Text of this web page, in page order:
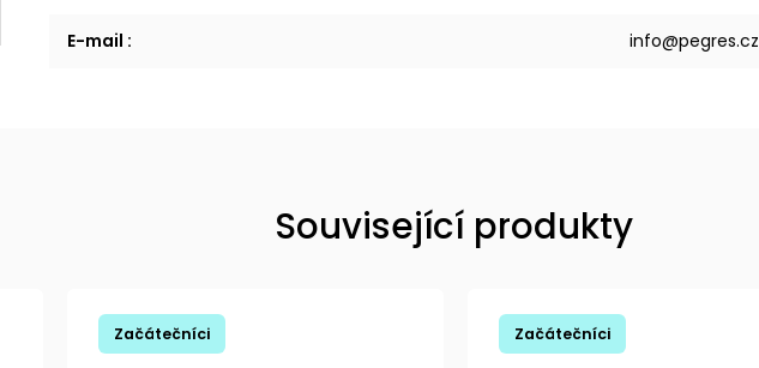
E-mail : info@pegres.cz
Související produkty
Začátečníci Začátečníci